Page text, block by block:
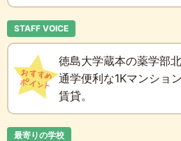
STAFF VOICE
徳島大学蔵本の薬学部
通学便利な1Kマンショ
賃貸。
最寄りの学校